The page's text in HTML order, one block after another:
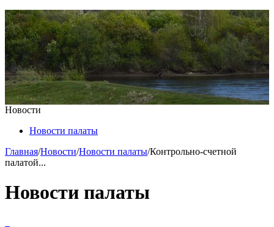
Новости
Новости палаты
Главная/Новости/Новости палаты/Контрольно-счетной
палатой...
Новости палаты